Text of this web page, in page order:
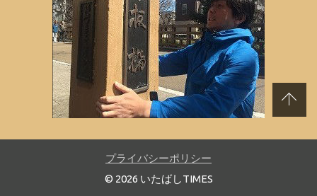
プライバシーポリシー
© 2026 いたばしTIMES